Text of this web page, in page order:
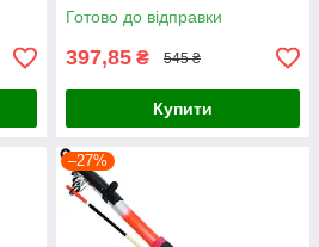
Готово до відправки
397,85 ₴ 545 ₴
Купити
–27%